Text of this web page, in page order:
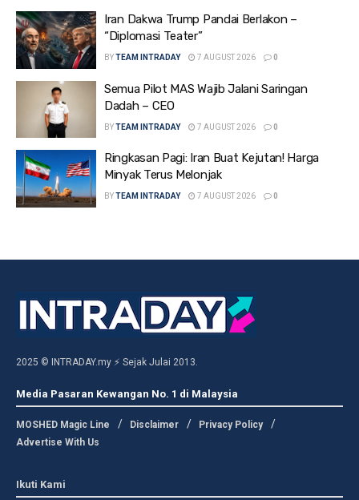
Iran Dakwa Trump Pandai Berlakon –
“Diplomasi Teater”
BYTEAM INTRADAY 7 AUGUST 2026 0
Semua Pilot MAS Wajib Jalani Saringan
Dadah – CEO
BYTEAM INTRADAY 7 AUGUST 2026 0
Ringkasan Pagi: Iran Buat Kejutan! Harga
Minyak Terus Melonjak
BYTEAM INTRADAY 7 AUGUST 2026 0
2025 © INTRADAY.my ⚡ Sejak Julai 2013.
Media Pasaran Kewangan No. 1 di Malaysia
MOSHED Magic Line Disclaimer
Privacy Policy
Advertise With Us
Ikuti Kami